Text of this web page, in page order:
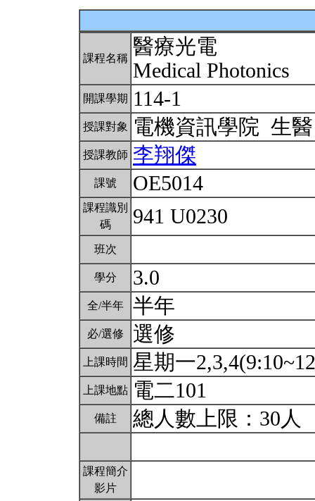
課程名稱 醫療光電
Medical Photonics
開課學期 114-1
授課對象 電機資訊學院 生
授課教師 李翔傑
課號 OE5014
課程識別
碼
941 U0230
班次
學分 3.0
全/半年 半年
必/選修 選修
上課時間 星期一
上課地點 電二101
備註 總人數上限：30人
課程簡介
影片